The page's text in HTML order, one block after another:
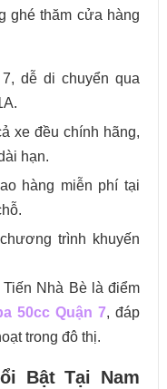
ghé thăm cửa hàng
dễ di chuyển qua
xe đều chính hãng,
hạn.
hàng miễn phí tại
trình khuyến
Nhà Bè là điểm
50cc Quận 7, đáp
trong đô thị.
Bật Tại Nam